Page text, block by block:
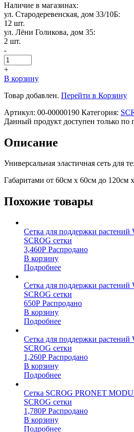
Наличие в магазинах:
ул. Стародеревенская, дом 33/10Б:
12 шт.
ул. Лёни Голикова, дом 35:
2 шт.
-
+
В корзину
Товар добавлен. Перейти в Корзину
Артикул: 00-00000190 Категория:
Данный продукт доступен только по
Описание
Универсальная эластичная сеть для
Габаритами от 60см x 60см до 120см
Похожие товары
Сетка для поддержки растений
SCROG сетки
3,460Р Распродано
В корзину
Подробнее
Сетка для поддержки растений
SCROG сетки
650Р Распродано
В корзину
Подробнее
Сетка для поддержки растений
SCROG сетки
1,260Р Распродано
В корзину
Подробнее
Сетка SCROG PRONET
SCROG сетки
1,780Р Распродано
В корзину
Подробнее